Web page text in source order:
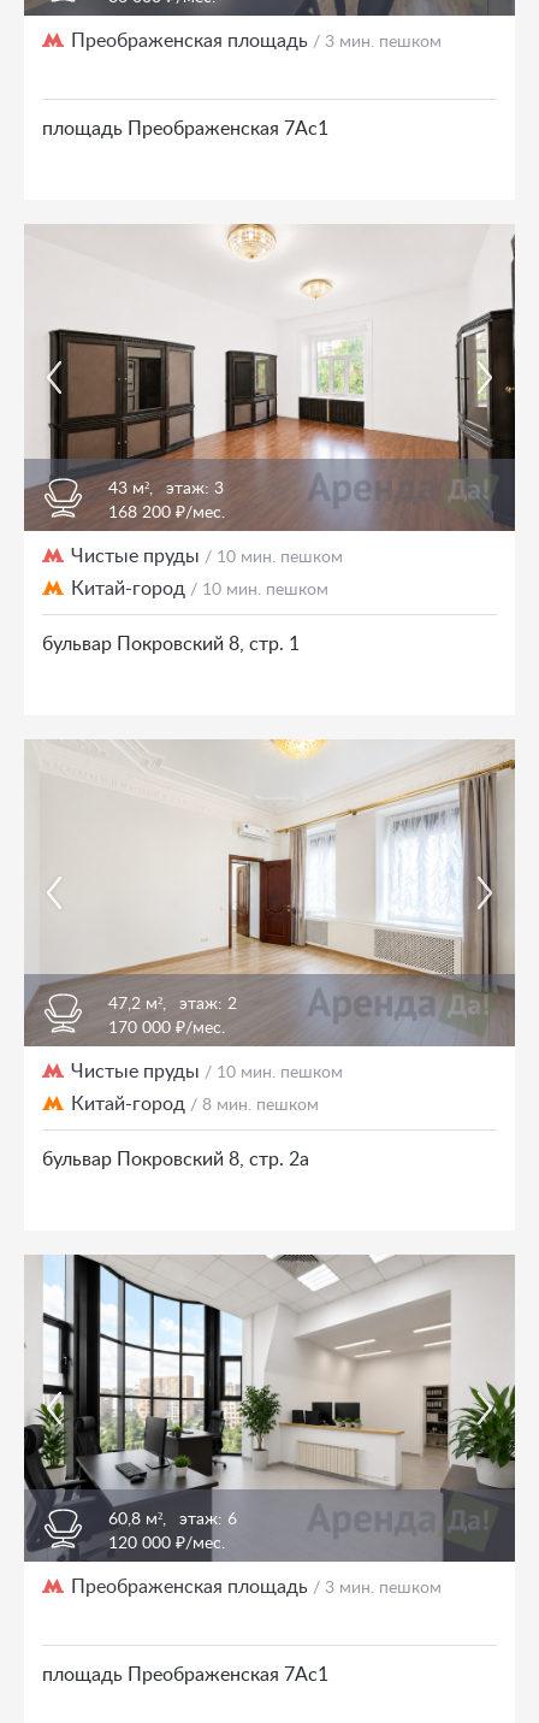
Преображенская площадь / 3 мин. пешком
площадь Преображенская 7Ас1
43 м²,
этаж: 3
168 200 ₽/мес.
Чистые пруды / 10 мин. пешком
Китай-город / 10 мин. пешком
бульвар Покровский 8, стр. 1
47,2 м²,
этаж: 2
170 000 ₽/мес.
Чистые пруды / 10 мин. пешком
Китай-город / 8 мин. пешком
бульвар Покровский 8, стр. 2а
60,8 м²,
этаж: 6
120 000 ₽/мес.
Преображенская площадь / 3 мин. пешком
площадь Преображенская 7Ас1